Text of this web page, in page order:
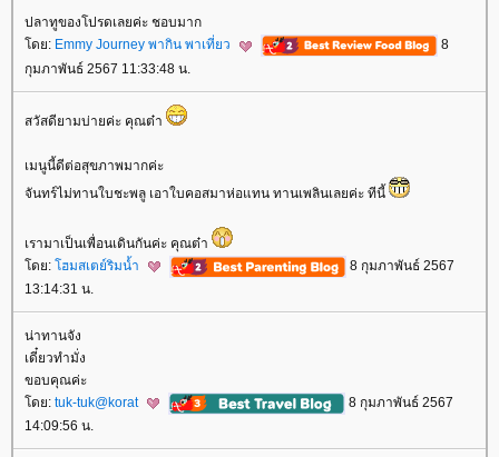
ปลาทูของโปรดเลยค่ะ ชอบมาก
ดย: Emmy Journey พากิน พาเที่ยว
8
กุมภาพันธ์ 2567 11:33:48 น.
สวัสดียามบ่ายค่ะ คุณต๋า
เมนูนี้ดีต่อสุขภาพมากค่ะ
จันทร์ไม่ทานใบชะพลู เอาใบคอสมาห่อแทน ทานเพลินเลยค่ะ ทีนี้
เรามาเป็นเพื่อนเดินกันค่ะ คุณต๋า
ดย: ฮมสเตย์ริมน้ำ
8 กุมภาพันธ์ 2567
13:14:31 น.
น่าทานจัง
เดี๋ยวทำมั่ง
ขอบคุณค่ะ
ดย: tuk-tuk@korat
8 กุมภาพันธ์ 2567
14:09:56 น.